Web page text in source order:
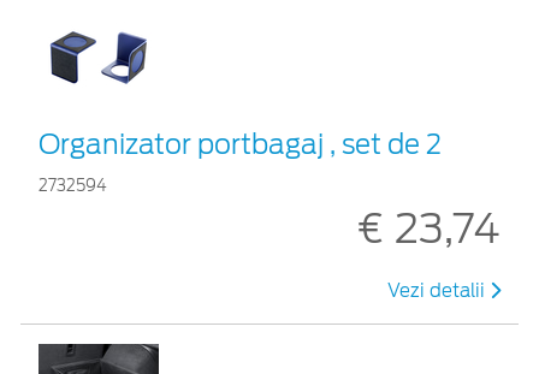
Organizator portbagaj , set de 2
2732594
€ 23,74
Vezi detalii